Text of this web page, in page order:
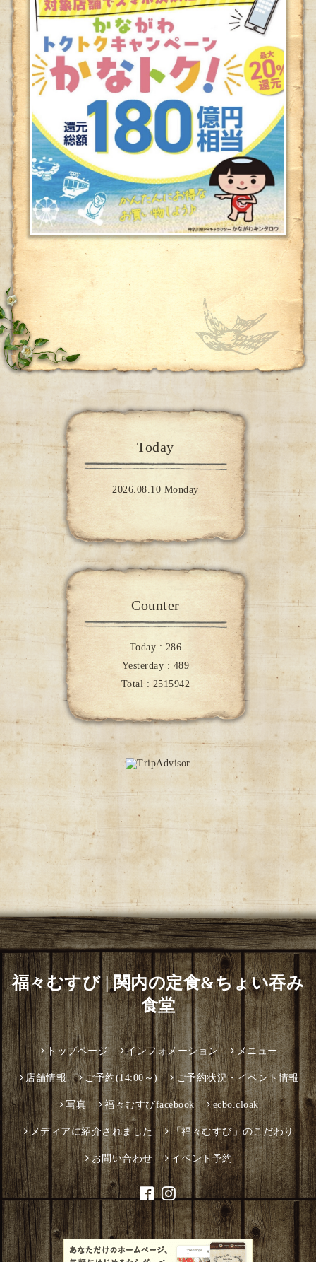
Today
2026.08.10 Monday
Counter
Today : 286
Yesterday : 489
Total : 2515942
福々むすび | 関内の定食&ちょい吞み
食堂
トップページ インフォメーション メニュー
店舗情報 ご予約(14:00～) ご予約状況・イベント情報
写真 福々むすびfacebook ecbo.cloak
メディアに紹介されました 「福々むすび」のこだわり
お問い合わせ イベント予約